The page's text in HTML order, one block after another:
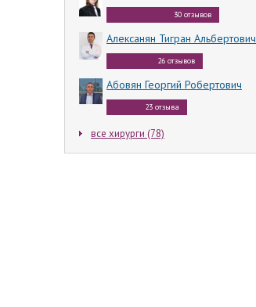
30 отзывов
Алексанян Тигран Альбертович
26 отзывов
Абовян Георгий Робертович
23 отзыва
все хирурги (78)